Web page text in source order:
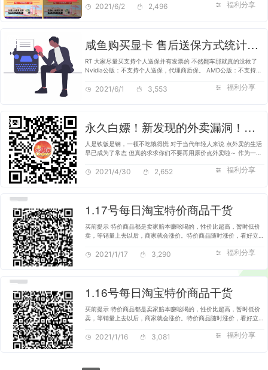
福利分享
2021/6/2 2,496
咸鱼购买显卡 售后送保方式统计整理
R​T​ ​大​家​尽​量​买​支​持​个​人​送​保​并​有​发​票​的​ ​不​然​翻​车​那​就​真​的​没​救​了​ ​ ​
N​v​i​d​i​a​公​版​：​不​支​持​个​人​送​保​，​代​理​商​质​保​。​ ​A​M​D​公​版​：​不​支​持​个​
福利分享
2021/6/1 3,553
永久白嫖！新发现的外卖漏洞！！请低调使用
人是铁饭是钢，一顿不吃饿得慌 对于当代年轻人来说 点外卖的生活
早已成为了常态 但真的求求你们不要再用原价点外卖啦～ 作为一个
个月的工资就没了 不…
福利分享
2021/4/30 2,652
1.17号每日淘宝特价商品干货
买前提示 特价商品都是卖家赔本赚吆喝的，性价比超高，暂时低价
卖，等销量上去以后，商家就会涨价。特价商品随时涨价，看好立即
候拼的就是谁亏得多，…
福利分享
2021/1/17 3,290
1.16号每日淘宝特价商品干货
买前提示 特价商品都是卖家赔本赚吆喝的，性价比超高，暂时低价
卖，等销量上去以后，商家就会涨价。特价商品随时涨价，看好立即
候拼的就是谁亏得多，…
福利分享
2021/1/16 3,081